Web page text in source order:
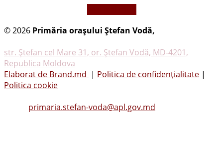
© 2026 Primăria oraşului Ştefan Vodă,
str. Ştefan cel Mare 31, or. Ştefan Vodă, MD-4201,
Republica Moldova
Elaborat de Brand.md | Politica de confidențialitate |
Politica cookie
primaria.stefan-voda@apl.gov.md